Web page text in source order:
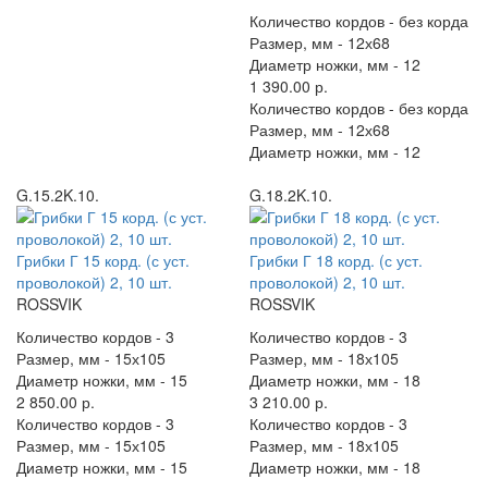
Количество кордов - без корда
Размер, мм - 12х68
Диаметр ножки, мм - 12
1 390.00 р.
Количество кордов - без корда
Размер, мм - 12х68
Диаметр ножки, мм - 12
G.15.2K.10.
Грибки Г 15 корд. (с уст.
проволокой) 2, 10 шт.
ROSSVIK
Количество кордов - 3
Размер, мм - 15х105
Диаметр ножки, мм - 15
2 850.00 р.
Количество кордов - 3
Размер, мм - 15х105
Диаметр ножки, мм - 15
G.18.2K.10.
Грибки Г 18 корд. (с уст.
проволокой) 2, 10 шт.
ROSSVIK
Количество кордов - 3
Размер, мм - 18х105
Диаметр ножки, мм - 18
3 210.00 р.
Количество кордов - 3
Размер, мм - 18х105
Диаметр ножки, мм - 18